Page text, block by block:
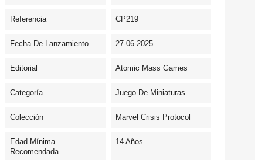
Referencia CP219
Fecha De Lanzamiento 27-06-2025
Editorial Atomic Mass Games
Categoría Juego De Miniaturas
Colección Marvel Crisis Protocol
Edad Mínima
Recomendada
14 Años